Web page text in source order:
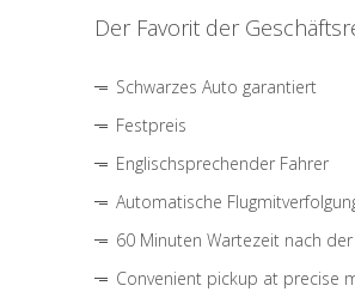
Der Favorit der
Schwarzes Auto garantiert
Festpreis
Englischsprechender Fahrer
Automatische
60 Minuten Wartezeit nach
Convenient pickup at precise